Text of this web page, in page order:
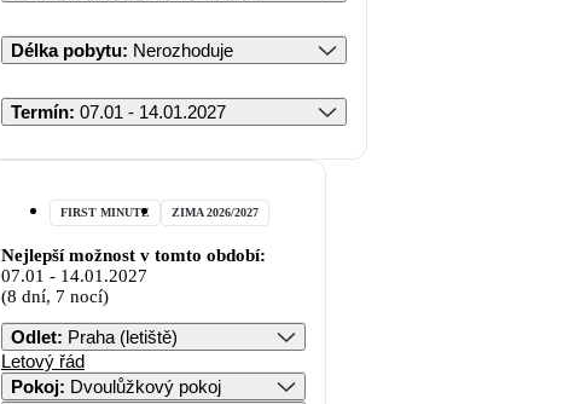
Délka pobytu: Nerozhoduje
Termín: 07.01 - 14.01.2027
FIRST MINUTE ZIMA 2026/2027
Nejlepší možnost v tomto období:
07.01 - 14.01.2027
(8 dní, 7 nocí)
Odlet: Praha (letiště)
Letový řád
Pokoj: Dvoulůžkový pokoj